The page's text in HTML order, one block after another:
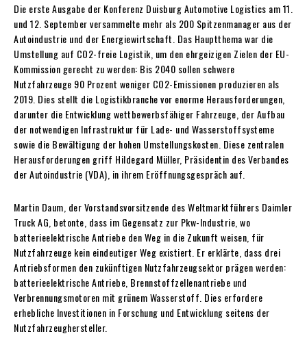
Die erste Ausgabe der Konferenz Duisburg Automotive Logistics am 11.
und 12. September versammelte mehr als 200 Spitzenmanager aus der
Autoindustrie und der Energiewirtschaft. Das Hauptthema war die
Umstellung auf CO2-freie Logistik, um den ehrgeizigen Zielen der EU-
Kommission gerecht zu werden: Bis 2040 sollen schwere
Nutzfahrzeuge 90 Prozent weniger CO2-Emissionen produzieren als
2019. Dies stellt die Logistikbranche vor enorme Herausforderungen,
darunter die Entwicklung wettbewerbsfähiger Fahrzeuge, der Aufbau
der notwendigen Infrastruktur für Lade- und Wasserstoffsysteme
sowie die Bewältigung der hohen Umstellungskosten. Diese zentralen
Herausforderungen griff Hildegard Müller, Präsidentin des Verbandes
der Autoindustrie (VDA), in ihrem Eröffnungsgespräch auf.
Martin Daum, der Vorstandsvorsitzende des Weltmarktführers Daimler
Truck AG, betonte, dass im Gegensatz zur Pkw-Industrie, wo
batterieelektrische Antriebe den Weg in die Zukunft weisen, für
Nutzfahrzeuge kein eindeutiger Weg existiert. Er erklärte, dass drei
Antriebsformen den zukünftigen Nutzfahrzeugsektor prägen werden:
batterieelektrische Antriebe, Brennstoffzellenantriebe und
Verbrennungsmotoren mit grünem Wasserstoff. Dies erfordere
erhebliche Investitionen in Forschung und Entwicklung seitens der
Nutzfahrzeughersteller.